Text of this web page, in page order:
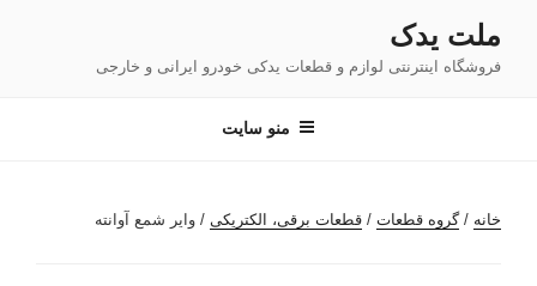
محتوا
ملت یدک
فروشگاه اینترنتی لوازم و قطعات یدکی خودرو ایرانی و خارجی
منو سایت
خانه /گروه قطعات / قطعات برقی، الکتریکی / وایر شمع آوانته